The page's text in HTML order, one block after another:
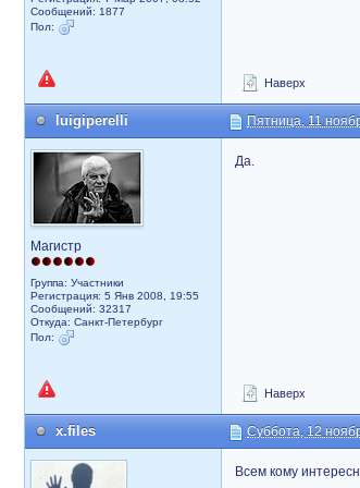
Сообщений: 1877
Пол:
Наверх
luigiperelli Пятница, 11
Магистр
Группа: Участники
Регистрация: 5 Янв 2008, 19:55
Сообщений: 32317
Откуда: Санкт-Петербург
Пол:
Да.
Наверх
x.files Суббота, 12
Всем кому